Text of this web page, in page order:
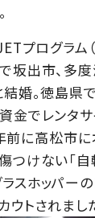
プログラ
坂出市、多
結婚。徳島県
金でレンタ
に高松市に
つけない「自
スホッパー
ウトされまし